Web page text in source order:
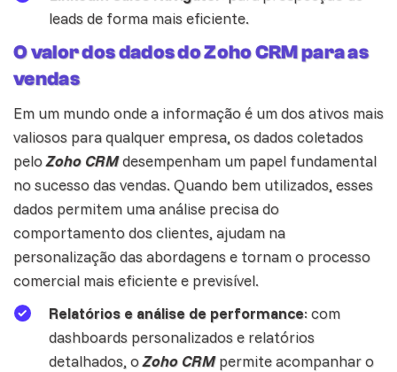
leads de forma mais eficiente.
O valor dos dados do Zoho CRM para as
vendas
Em um mundo onde a informação é um dos ativos mais
valiosos para qualquer empresa, os dados coletados
peloZoho CRMdesempenham um papel fundamental
no sucesso das vendas. Quando bem utilizados, esses
dados permitem uma análise precisa do
comportamento dos clientes, ajudam na
personalização das abordagens e tornam o processo
comercial mais eficiente e previsível.
Relatórios e análise de performance: com
dashboards personalizados e relatórios
detalhados, oZoho CRMpermite acompanhar o